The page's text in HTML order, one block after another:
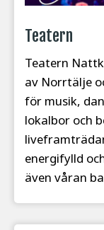
Teatern
Teatern
av Norrtälje
för musik,
lokalbor och
energifylld
även våran